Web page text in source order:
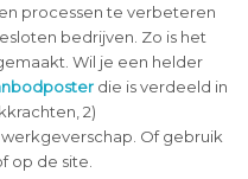
processen te verbeteren
bedrijven. Zo is het
Wil je een helder
die is verdeeld in
2)
Of gebruik
op de site.